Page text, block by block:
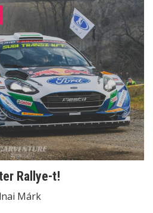
Rallye-t!
Márk